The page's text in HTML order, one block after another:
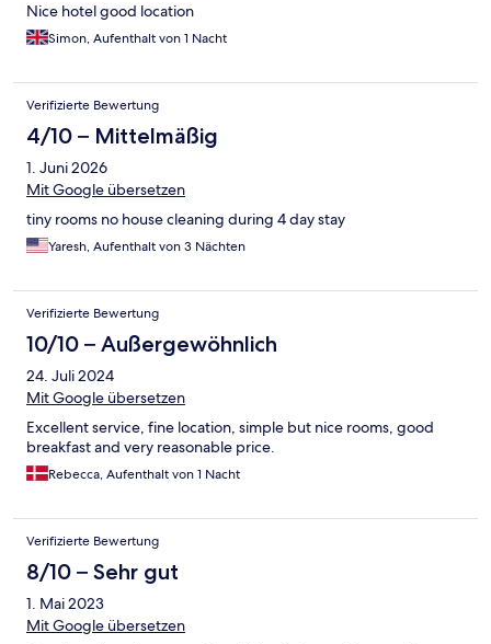
Nice hotel good location
Simon, Aufenthalt von 1 Nacht
Verifizierte Bewertung
4/10 – Mittelmäßig
1. Juni 2026
Mit Google übersetzen
tiny rooms no house cleaning during 4 day stay
Yaresh, Aufenthalt von 3 Nächten
Verifizierte Bewertung
10/10 – Außergewöhnlich
24. Juli 2024
Mit Google übersetzen
Excellent service, fine location, simple but nice rooms, good
breakfast and very reasonable price.
Rebecca, Aufenthalt von 1 Nacht
Verifizierte Bewertung
8/10 – Sehr gut
1. Mai 2023
Mit Google übersetzen